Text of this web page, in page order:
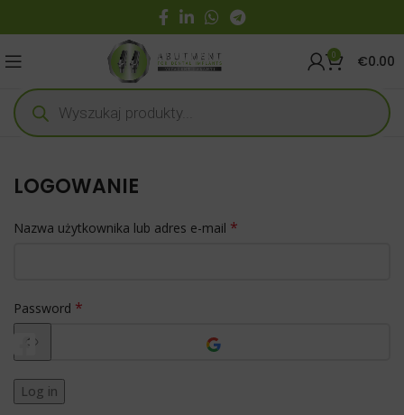
0 €0.00
LOGOWANIE
Nazwa użytkownika lub adres e-mail *
Password *
Log in